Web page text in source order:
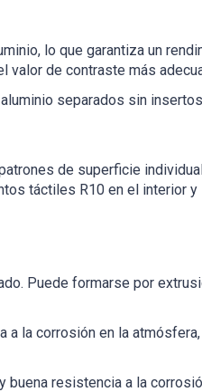
lo que garantiza un
de contraste más
separados sin
de superficie
táctiles R10 en el interior y
Puede formarse por
la corrosión en la atmósfera,
buena resistencia a la